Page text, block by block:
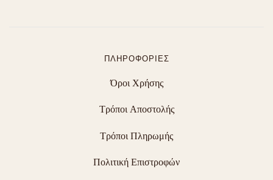
ΠΛΗΡΟΦΟΡΊΕΣ
Όροι Χρήσης
Τρόποι Αποστολής
Τρόποι Πληρωμής
Πολιτική Επιστροφών